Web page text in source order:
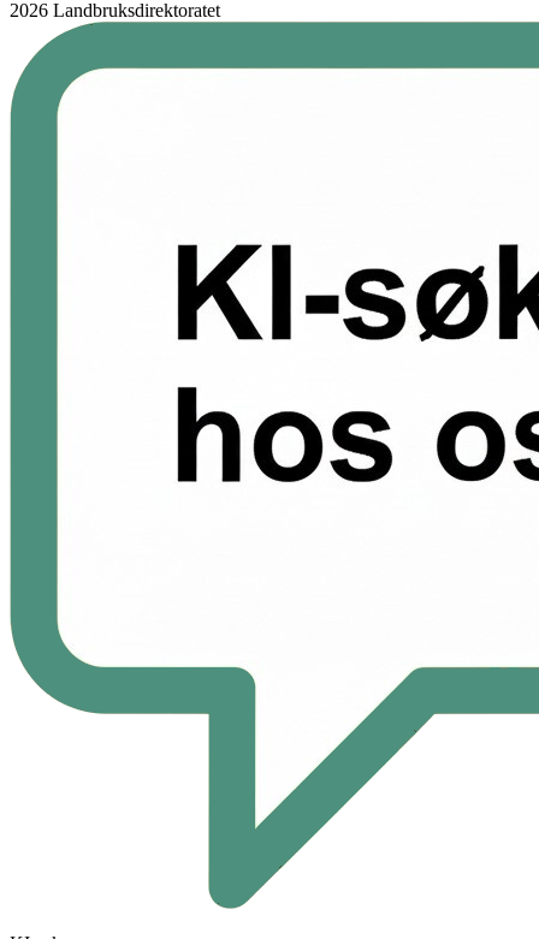
2026 Landbruksdirektoratet